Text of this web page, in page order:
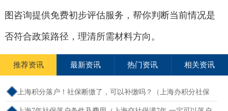
图咨询提供免费初步评估服务，帮你判断当前情况是
否符合政策路径，理清所需材料方向。
推荐资讯 最新资讯 热门资讯 相关资讯
上海积分落户！社保断缴了，可以补缴吗？（上海办积分社保